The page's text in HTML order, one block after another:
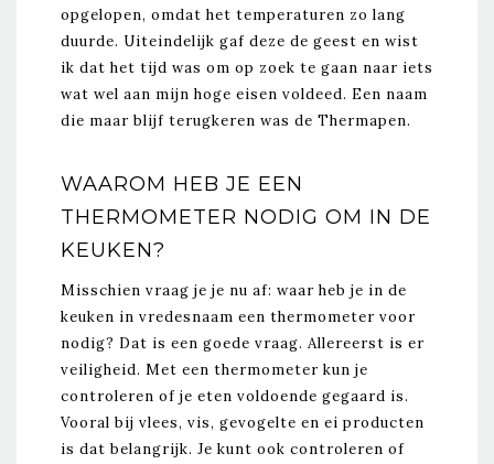
opgelopen, omdat het temperaturen zo lang
duurde. Uiteindelijk gaf deze de geest en wist
ik dat het tijd was om op zoek te gaan naar iets
wat wel aan mijn hoge eisen voldeed. Een naam
die maar blijf terugkeren was de Thermapen.
WAAROM HEB JE EEN
THERMOMETER NODIG OM IN DE
KEUKEN?
Misschien vraag je je nu af: waar heb je in de
keuken in vredesnaam een thermometer voor
nodig? Dat is een goede vraag. Allereerst is er
veiligheid. Met een thermometer kun je
controleren of je eten voldoende gegaard is.
Vooral bij vlees, vis, gevogelte en ei producten
is dat belangrijk. Je kunt ook controleren of